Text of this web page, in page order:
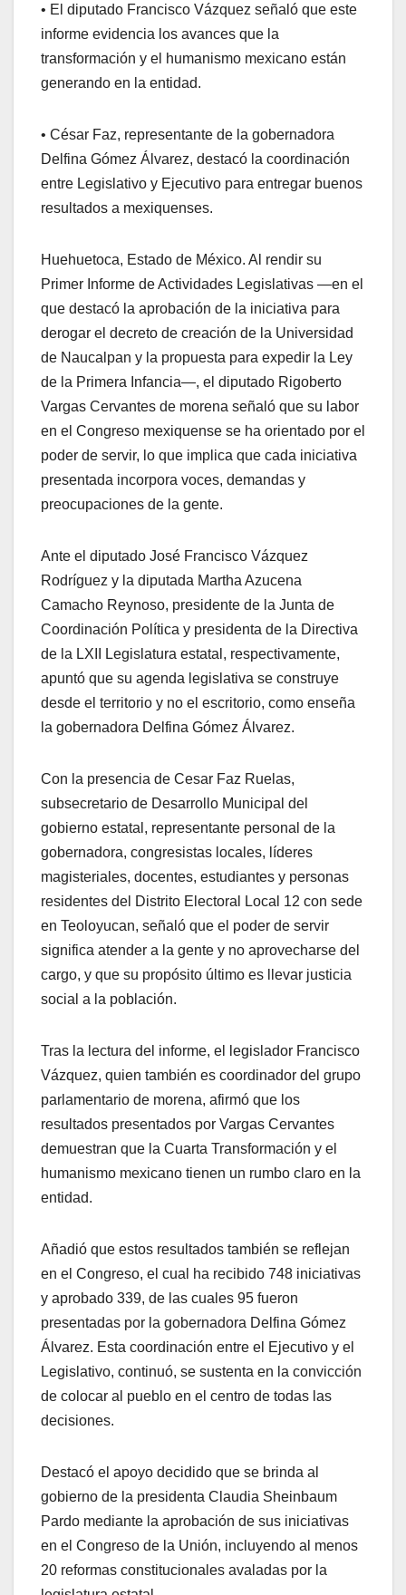
• El diputado Francisco Vázquez señaló que este
informe evidencia los avances que la
transformación y el humanismo mexicano están
generando en la entidad.
• César Faz, representante de la gobernadora
Delfina Gómez Álvarez, destacó la coordinación
entre Legislativo y Ejecutivo para entregar buenos
resultados a mexiquenses.
Huehuetoca, Estado de México. Al rendir su
Primer Informe de Actividades Legislativas —en el
que destacó la aprobación de la iniciativa para
derogar el decreto de creación de la Universidad
de Naucalpan y la propuesta para expedir la Ley
de la Primera Infancia—, el diputado Rigoberto
Vargas Cervantes de morena señaló que su labor
en el Congreso mexiquense se ha orientado por el
poder de servir, lo que implica que cada iniciativa
presentada incorpora voces, demandas y
preocupaciones de la gente.
Ante el diputado José Francisco Vázquez
Rodríguez y la diputada Martha Azucena
Camacho Reynoso, presidente de la Junta de
Coordinación Política y presidenta de la Directiva
de la LXII Legislatura estatal, respectivamente,
apuntó que su agenda legislativa se construye
desde el territorio y no el escritorio, como enseña
la gobernadora Delfina Gómez Álvarez.
Con la presencia de Cesar Faz Ruelas,
subsecretario de Desarrollo Municipal del
gobierno estatal, representante personal de la
gobernadora, congresistas locales, líderes
magisteriales, docentes, estudiantes y personas
residentes del Distrito Electoral Local 12 con sede
en Teoloyucan, señaló que el poder de servir
significa atender a la gente y no aprovecharse del
cargo, y que su propósito último es llevar justicia
social a la población.
Tras la lectura del informe, el legislador Francisco
Vázquez, quien también es coordinador del grupo
parlamentario de morena, afirmó que los
resultados presentados por Vargas Cervantes
demuestran que la Cuarta Transformación y el
humanismo mexicano tienen un rumbo claro en la
entidad.
Añadió que estos resultados también se reflejan
en el Congreso, el cual ha recibido 748 iniciativas
y aprobado 339, de las cuales 95 fueron
presentadas por la gobernadora Delfina Gómez
Álvarez. Esta coordinación entre el Ejecutivo y el
Legislativo, continuó, se sustenta en la convicción
de colocar al pueblo en el centro de todas las
decisiones.
Destacó el apoyo decidido que se brinda al
gobierno de la presidenta Claudia Sheinbaum
Pardo mediante la aprobación de sus iniciativas
en el Congreso de la Unión, incluyendo al menos
20 reformas constitucionales avaladas por la